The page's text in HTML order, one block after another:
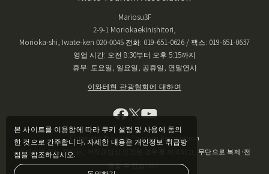
본 사이트를 이용함에 따라 쿠키 설정 및 사용에 동의
한 것으로 간주합니다. 자세한 내용은 개인정보 취급방
침을 참조하십시오.
Mariosu3F
2-9-1 Moriokaekinishitori,
Morioka-shi, Iwate-ken 020-0045 전화: 019-651-0626 / 팩스: 019-651-0637
영업 시간: 오전 8:30부터 오후 5:15까지
휴무: 토요일, 일요일, 공휴일, 연말연시
이와테현 관광협회에 대하여
Copyright © Iwate Tourism Association
게재되고 있는 정보는, 저작권법상 인정된 경우를 제외하고, 무단으로 복제·전
용할 수 없습니다.